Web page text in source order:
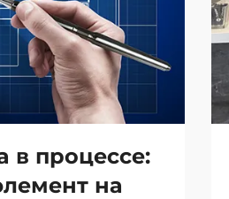
в процессе:
на